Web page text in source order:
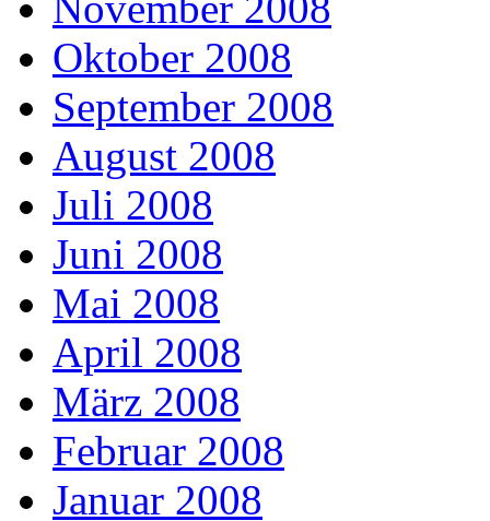
Oktober 2008
September 2008
August 2008
Juli 2008
Juni 2008
Mai 2008
April 2008
März 2008
Februar 2008
Januar 2008